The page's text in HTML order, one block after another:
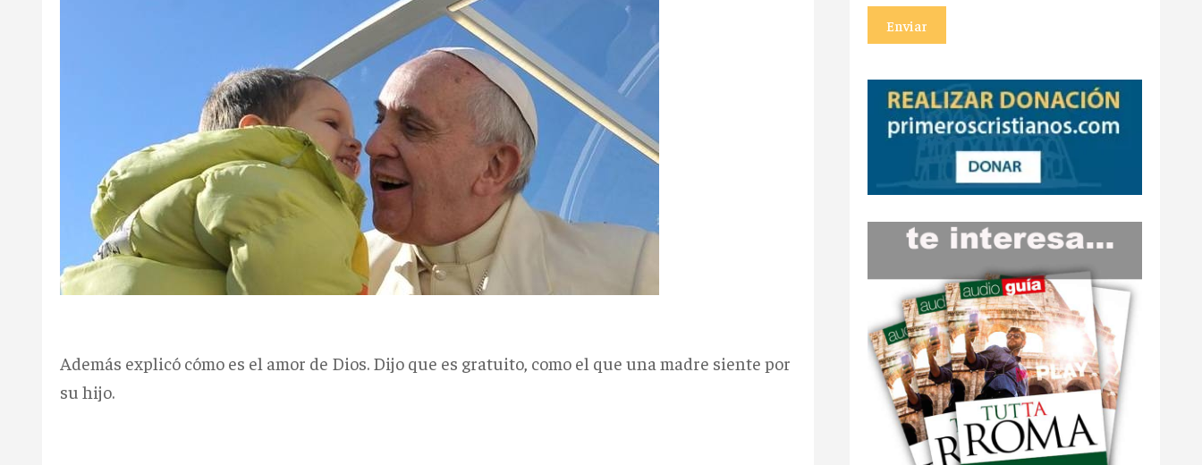
Además explicó cómo es el amor de Dios. Dijo que es gratuito, como el que una madre siente por
su hijo.
Enviar